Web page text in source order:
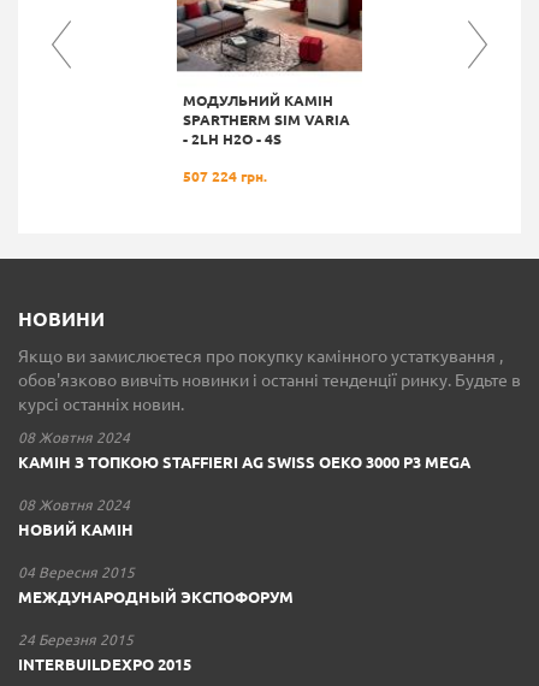
МОДУЛЬНИЙ КАМІН
SPARTHERM SIM VARIA
- 2LH H2О - 4S
507 224 грн.
НОВИНИ
Якщо ви замислюєтеся про покупку камінного устаткування ,
обов'язково вивчіть новинки і останні тенденції ринку. Будьте в
курсі останніх новин.
08 Жовтня 2024
КАМІН З ТОПКОЮ STAFFIERI AG SWISS OEKO 3000 P3 MEGA
08 Жовтня 2024
НОВИЙ КАМІН
04 Вересня 2015
МЕЖДУНАРОДНЫЙ ЭКСПОФОРУМ
24 Березня 2015
INTERBUILDEXPO 2015